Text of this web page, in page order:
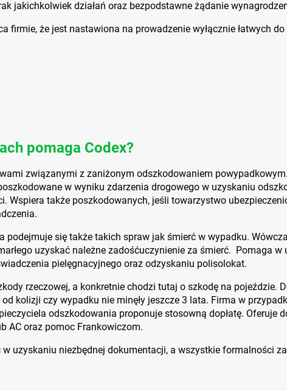
jakichkolwiek działań oraz bezpodstawne żądanie
firmie, że jest nastawiona na prowadzenie wyłącznie łatwych
pomaga Codex?
związanymi z zaniżonym odszkodowaniem
w wyniku zdarzenia drogowego w uzyskaniu
Wspiera także poszkodowanych, jeśli towarzystwo
podejmuje się także takich spraw jak śmierć w wypadku.
uzyskać należne zadośćuczynienie za śmierć. Pomaga w
pielęgnacyjnego oraz odzyskaniu polisolokat.
rzeczowej, a konkretnie chodzi tutaj o szkodę na pojeździe.
kolizji czy wypadku nie minęły jeszcze 3 lata. Firma w
odszkodowania proponuje stosowną dopłatę. Oferuje
AC oraz pomoc Frankowiczom.
w uzyskaniu niezbędnej dokumentacji, a wszystkie formalności